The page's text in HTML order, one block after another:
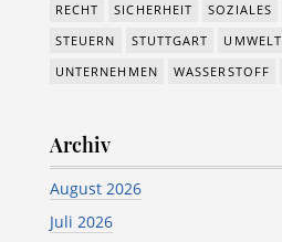
RECHT
SICHERHEIT SOZIALES
STEUERN
STUTTGART UMWELT
UNTERNEHMEN
WASSERSTOFF
Archiv
August 2026
Juli 2026